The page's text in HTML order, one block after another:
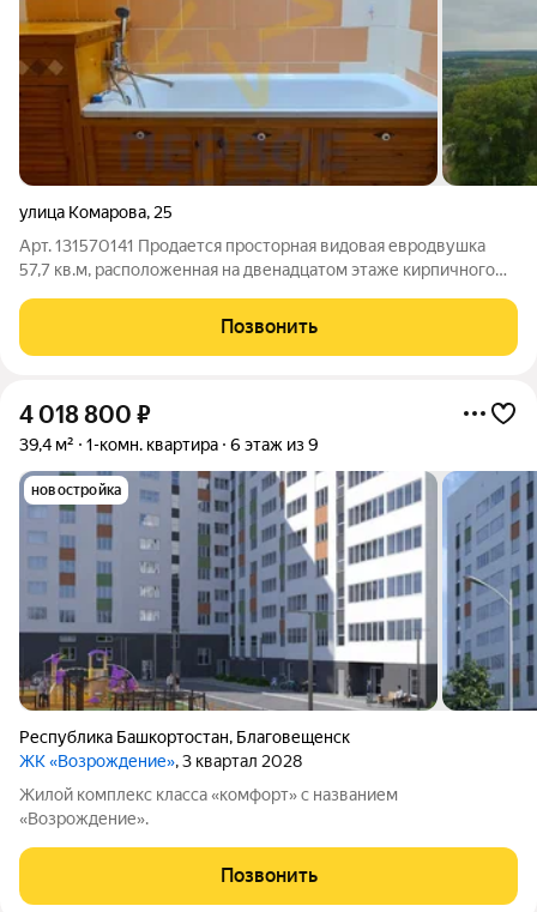
улица Комарова, 25
Арт. 131570141 Продается просторная видовая евродвушка
57,7 кв.м, расположенная на двенадцатом этаже кирпичного
прекрасный панорамный вид. Огромная и функциональная
кухня-гостиная 28,4 кв.м.
Позвонить
4 018 800 ₽
39,4 м² 1-комн. квартира 6 этаж из 9
новостройка
Республика Башкортостан, Благовещенск
ЖК «Возрождение», 3 квартал 2028
Жилой комплекс класса «комфорт» с названием
«Возрождение».
Позвонить